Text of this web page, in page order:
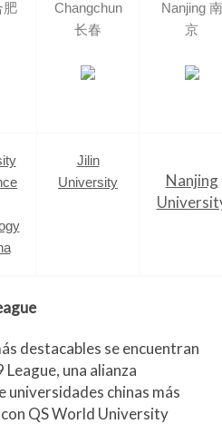
肥
Changchun
长春
Nanjing 南
京
Jilin
University
Nanjing
destacables se encuentran
League, una alianza
universidades chinas más
QS World University